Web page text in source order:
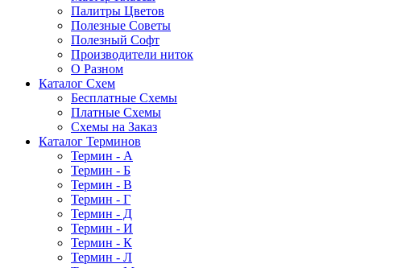
Палитры Цветов
Полезные Советы
Полезный Софт
Производители ниток
О Разном
Каталог Схем
Бесплатные Схемы
Платные Схемы
Схемы на Заказ
Каталог Терминов
Термин - А
Термин - Б
Термин - В
Термин - Г
Термин - Д
Термин - И
Термин - К
Термин - Л